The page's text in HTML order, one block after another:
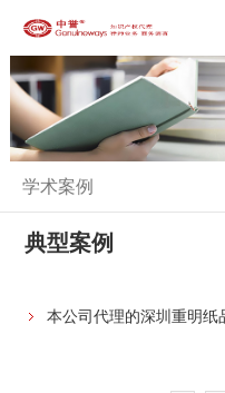
学术案例
典型案例
本公司代理的深圳重明纸